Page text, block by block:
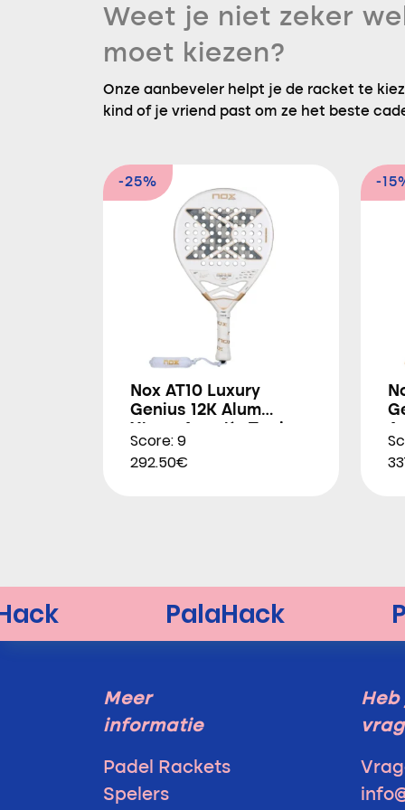
Weet je niet zeker
moet kiezen?
Onze aanbeveler helpt je de racket te
kind of je vriend past om ze het beste
-25%
Nox AT10 Luxury
Genius 12K Alum
2026
Score: 9
292.50€
-
Meer
informatie
Padel Rackets
Spelers
Heb